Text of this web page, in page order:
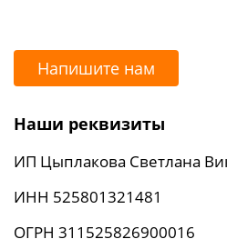
Напишите нам
Наши реквизиты
ИП Цыплакова Светлана
ИНН 525801321481
ОГРН 311525826900016